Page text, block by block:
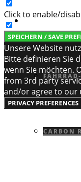
CARBON
Click to enable/
SPEICHERN / SAVE
Unsere Website
Bitte definieren Sie
wenn Sie möchten.
from 3rd party
and/or agree to our
PRIVACY PREFERENCES